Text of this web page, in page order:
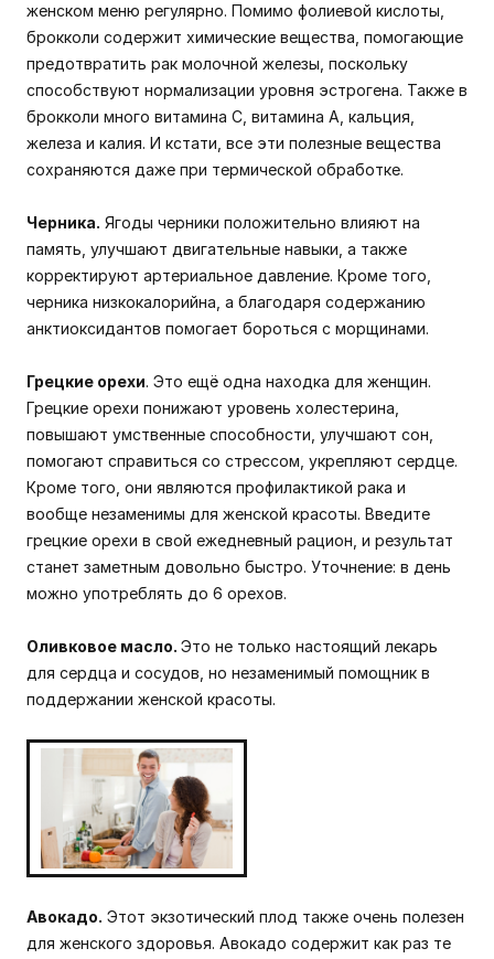
женском меню регулярно. Помимо фолиевой кислоты,
брокколи содержит химические вещества, помогающие
предотвратить рак молочной железы, поскольку
способствуют нормализации уровня эстрогена. Также в
брокколи много витамина С, витамина А, кальция,
железа и калия. И кстати, все эти полезные вещества
сохраняются даже при термической обработке.
Черника. Ягоды черники положительно влияют на
память, улучшают двигательные навыки, а также
корректируют артериальное давление. Кроме того,
черника низкокалорийна, а благодаря содержанию
анктиоксидантов помогает бороться с морщинами.
Грецкие орехи. Это ещё одна находка для женщин.
Грецкие орехи понижают уровень холестерина,
повышают умственные способности, улучшают сон,
помогают справиться со стрессом, укрепляют сердце.
Кроме того, они являются профилактикой рака и
вообще незаменимы для женской красоты. Введите
грецкие орехи в свой ежедневный рацион, и результат
станет заметным довольно быстро. Уточнение: в день
можно употреблять до 6 орехов.
Оливковое масло. Это не только настоящий лекарь
для сердца и сосудов, но незаменимый помощник в
поддержании женской красоты.
Авокадо. Этот экзотический плод также очень полезен
для женского здоровья. Авокадо содержит как раз те